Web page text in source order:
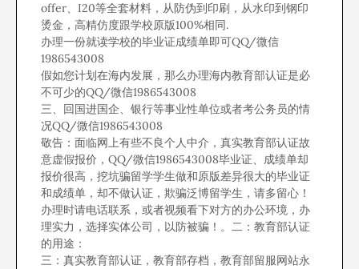
offer、I20等全套材料，从防伪到印刷，从水印到钢印
烫金，高精仿度跟学校原版100%相同.
办理一份就读学校的毕业证成绩单即可QQ/微信
1986543008
假如您计划在海内发展，那么办理海内教育部认证是必
不可少的QQ/微信1986543008
三、回国进国企、银行等事业性单位或者考公务员的情
况QQ/微信1986543008
敬告：面临网上有些不良个人中介，真实教育部认证故
意虚假报价，QQ/微信1986543008毕业证、成绩单却
报价很高，挖坑骗留学学生做和原版差异很大的毕业证
和成绩单，却不做认证，欺骗泛博留学生，请多留心！
办理时请电话联系，或者视频看下对方的办公环境，办
理实力，选择实体公司，以防被骗！。二：教育部认证
的用途：
三：真实教育部认证，教育部存档，教育部留服网站永